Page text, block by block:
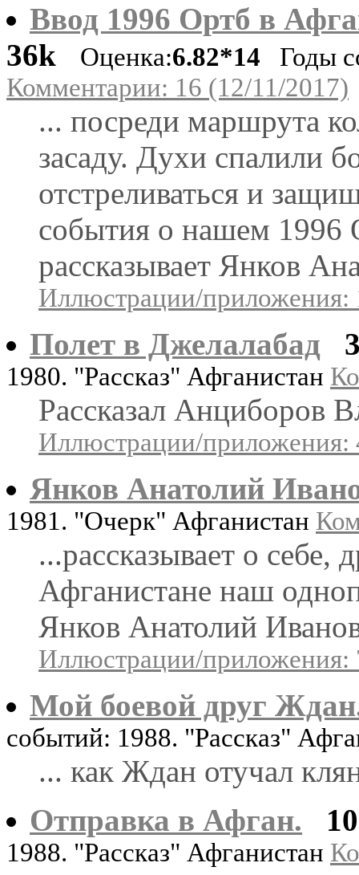
Ввод 1996 Ортб в
36k
Оценка:6.82*14 Годы
Комментарии: 16 (12/11/2017)
... посреди маршрута
засаду. Духи спалили
отстреливаться и
события о нашем 1996
рассказывает Янков
Иллюстрации/приложения:
Полет в Джелалабад
1980. "Рассказ" Афганистан
Рассказал Анциборов
Иллюстрации/приложения:
Янков Анатолий
1981. "Очерк" Афганистан
...рассказывает о себе,
Афганистане наш
Янков Анатолий
Иллюстрации/приложения:
Мой боевой друг
событий: 1988. "Рассказ"
... как Ждан отучал
Отправка в Афган.
1988. "Рассказ" Афганистан